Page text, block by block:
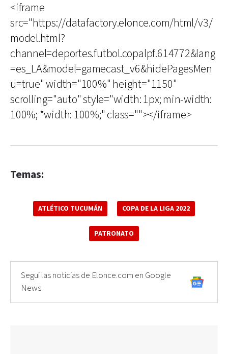
<iframe
src="https://datafactory.elonce.com/html/v3/
model.html?
channel=deportes.futbol.copalpf.614772&lang
=es_LA&model=gamecast_v6&hidePagesMen
u=true" width="100%" height="1150"
scrolling="auto" style="width: 1px; min-width:
100%; *width: 100%;" class=""></iframe>
Temas:
ATLÉTICO TUCUMÁN COPA DE LA LIGA 2022
PATRONATO
Seguí las noticias de Elonce.com en Google
News